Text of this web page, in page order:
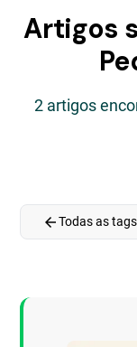
Artigos
2 artigos
arrow_backTodas as tags